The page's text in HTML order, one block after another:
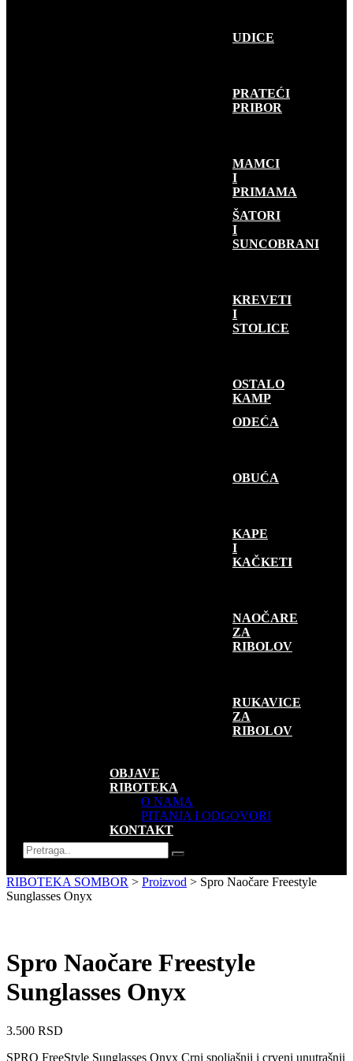
UDICE
PRATEĆI
PRIBOR
MAMCI
I
PRIMAMA
KAMP OPREMA
ŠATORI
I
SUNCOBRANI
KREVETI
I
STOLICE
OSTALO
KAMP
ODEĆA
OBUĆA
KAPE
I
KAČKETI
NAOČARE
ZA
RIBOLOV
RUKAVICE
ZA
RIBOLOV
OBJAVE
RIBOTEKA
O NAMA
PITANJA I ODGOVORI
KONTAKT
RIBOTEKA SOMBOR > Proizvod > Spro Naočare Freestyle
Sunglasses Onyx
Spro Naočare Freestyle
Sunglasses Onyx
3.500 RSD
SPRO FreeStyle Sunglasses Onyx Crni spoljašnji i crveni unutrašnji